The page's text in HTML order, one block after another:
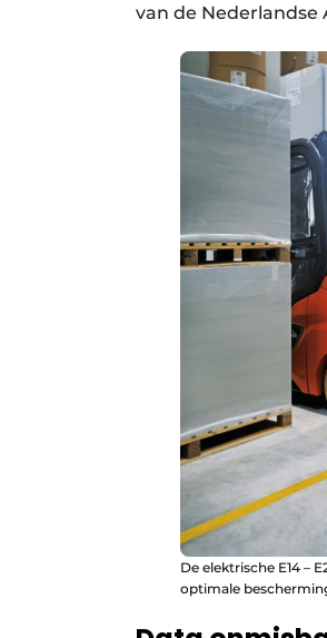
van de Nederlandse
De elektrische E14 –
optimale